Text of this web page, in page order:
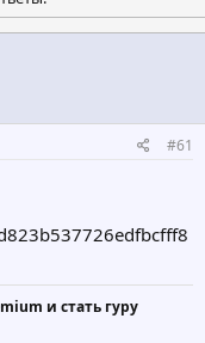
#61
и стать гуру